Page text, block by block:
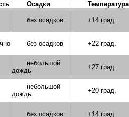
Осадки
Температура
без осадков +14 град.
без осадков +22 град.
небольшой
дождь
+27 град.
небольшой
дождь
+20 град.
без осадков +14 град.